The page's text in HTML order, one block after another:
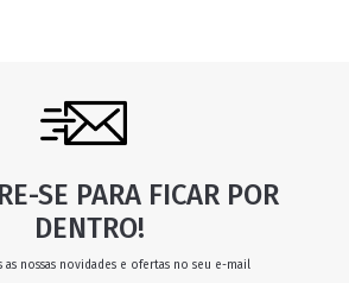
SE PARA FICAR POR
DENTRO!
as nossas novidades e ofertas no seu e-mail